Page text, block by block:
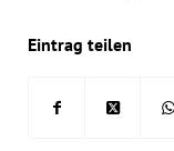
Eintrag teilen